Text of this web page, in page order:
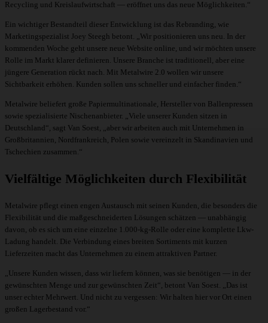
Recycling und Kreislaufwirtschaft — eröffnet uns das neue Möglichkeiten.“
Ein wichtiger Bestandteil dieser Entwicklung ist das Rebranding, wie
Marketingspezialist Joey Steegh betont. „Wir positionieren uns neu. In der
kommenden Woche geht unsere neue Website online, und wir möchten unsere
Rolle im Markt klarer definieren. Unsere Branche ist traditionell, aber eine
jüngere Generation rückt nach. Mit Metalwire 2.0 wollen wir unsere
Sichtbarkeit erhöhen. Kunden sollen uns schneller und einfacher finden.“
Metalwire beliefert große Papiermultinationale, Hersteller von Ballenpressen
sowie spezialisierte Nischenanbieter. „Viele unserer Kunden sitzen in
Deutschland“, sagt Van Soest, „aber wir arbeiten auch mit Unternehmen in
Großbritannien, Nordfrankreich, Polen sowie vereinzelt in Skandinavien und
Tschechien zusammen.“
Vielfältige Möglichkeiten durch Flexibilität
Metalwire pflegt einen engen Austausch mit seinen Kunden, die besonders die
Flexibilität und die maßgeschneiderten Lösungen schätzen — unabhängig
davon, ob es sich um eine einzelne 1.000-kg-Rolle oder eine komplette Lkw-
Ladung handelt. Die Verbindung eines breiten Sortiments mit kurzen
Lieferzeiten macht das Unternehmen zu einem attraktiven Partner.
„Unsere Kunden wissen, dass wir liefern können, was sie benötigen — in der
gewünschten Menge und zur gewünschten Zeit“, betont Van Soest. „Das ist
unser echter Mehrwert. Und nicht zu vergessen: Wir halten hier vor Ort einen
großen Lagerbestand vor.“